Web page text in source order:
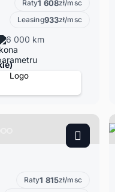
Raty1 608zł/msc
Leasing933zł/msc
6 000 km
Raty1 815zł/msc